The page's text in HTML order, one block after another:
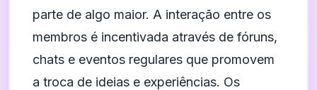
parte de algo maior. A interação entre os
membros é incentivada através de fóruns,
chats e eventos regulares que promovem
a troca de ideias e experiências. Os